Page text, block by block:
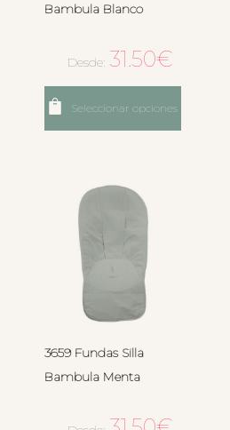
Bambula Blanco
Desde: 31.50€
Seleccionar opciones
3659 Fundas Silla
Bambula Menta